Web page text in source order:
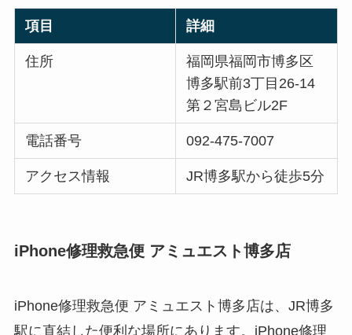
項目 詳細
住所
福岡県福岡市博多区
博多駅前3丁目26-14
第２宮島ビル2F
電話番号 092-475-7007
アクセス情報 JR博多駅から徒歩5分
iPhone修理救急便 アミュエスト博多店
iPhone修理救急便 アミュエスト博多店は、JR博多
駅に直結した便利な場所にあります。iPhone修理